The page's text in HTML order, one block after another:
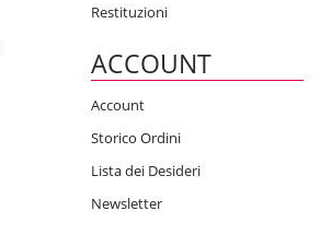
Restituzioni
ACCOUNT
Account
Storico Ordini
Lista dei Desideri
Newsletter